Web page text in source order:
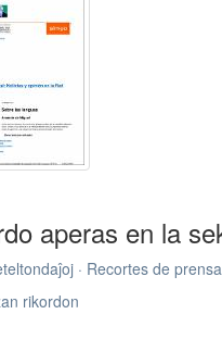
aperas en la
· Recortes de prensa
rikordon